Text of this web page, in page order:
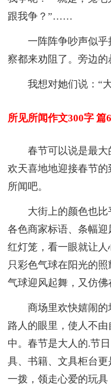
跟我争？”……
一阵阵争吵声似乎
察都来劝阻了。旁边的
我想对她们说：“大
所见所闻作文300字 篇6
春节可以说是最大
欢天喜地地迎接春节
所闻吧。
大街上的颜色也比
各色商家标语、条幅
红灯笼，看一眼就让
只彩色气球在阳光的
气球迎风起舞，又仿佛
商场里欢快嬉闹的
路人的眼里，使人不
中。春节是大人的.节
具、书籍、文具柜台
一拨，领走心爱的玩具